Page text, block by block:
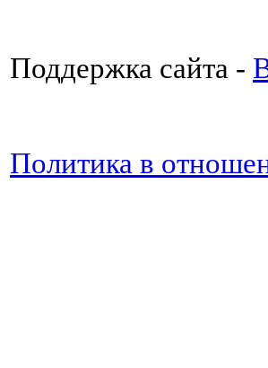
Поддержка сайта -
Политика в